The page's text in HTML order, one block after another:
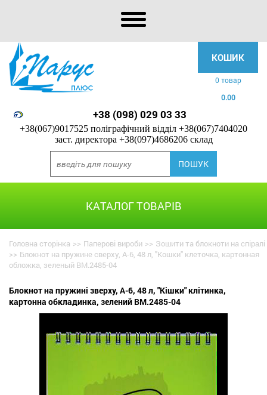
КОШИК
0 товар
0.00
+38 (098) 029 03 33
+38(067)9017525 поліграфічний відділ +38(067)7404020
заст. директора +38(097)4686206 склад
КАТАЛОГ ТОВАРІВ
Головна сторінка >> Паперові вироби >> Зошити та блокноти на спіралі
>> Блокнот на пружине сверху, А-6, 48 л, "Кошки" клеточка, картонная
обложка, зеленый BM.2485-04
Блокнот на пружині зверху, А-6, 48 л, "Кішки" клітинка,
картонна обкладинка, зелений BM.2485-04